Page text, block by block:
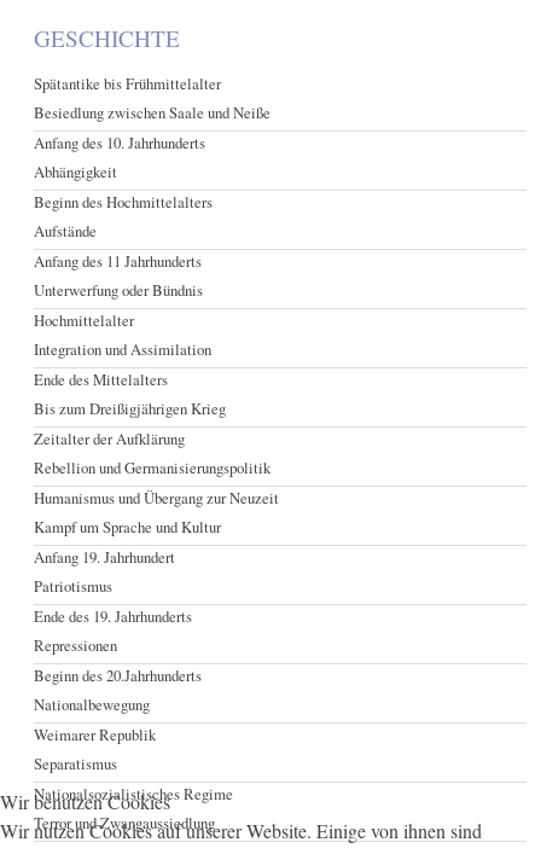
GESCHICHTE
Spätantike bis Frühmittelalter
Besiedlung zwischen Saale und Neiße
Anfang des 10. Jahrhunderts
Abhängigkeit
Beginn des Hochmittelalters
Aufstände
Anfang des 11 Jahrhunderts
Unterwerfung oder Bündnis
Hochmittelalter
Integration und Assimilation
Ende des Mittelalters
Bis zum Dreißigjährigen Krieg
Zeitalter der Aufklärung
Rebellion und Germanisierungspolitik
Humanismus und Übergang zur Neuzeit
Kampf um Sprache und Kultur
Anfang 19. Jahrhundert
Patriotismus
Ende des 19. Jahrhunderts
Repressionen
Beginn des 20.Jahrhunderts
Nationalbewegung
Weimarer Republik
Separatismus
Nationalsozialistisches Regime
Terror und Zwangaussiedlung
Wir benutzen Cookies
Wir nutzen Cookies auf unserer Website. Einige von ihnen sind